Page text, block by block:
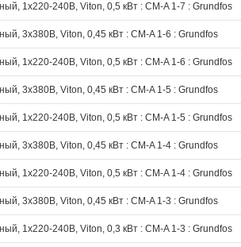
1х220-240В, Viton, 0,5 кВт : CM-A 1-7 : Grundfos
3х380В, Viton, 0,45 кВт : CM-A 1-6 : Grundfos
1х220-240В, Viton, 0,5 кВт : CM-A 1-6 : Grundfos
3х380В, Viton, 0,45 кВт : CM-A 1-5 : Grundfos
1х220-240В, Viton, 0,5 кВт : CM-A 1-5 : Grundfos
3х380В, Viton, 0,45 кВт : CM-A 1-4 : Grundfos
1х220-240В, Viton, 0,5 кВт : CM-A 1-4 : Grundfos
3х380В, Viton, 0,45 кВт : CM-A 1-3 : Grundfos
1х220-240В, Viton, 0,3 кВт : CM-A 1-3 : Grundfos